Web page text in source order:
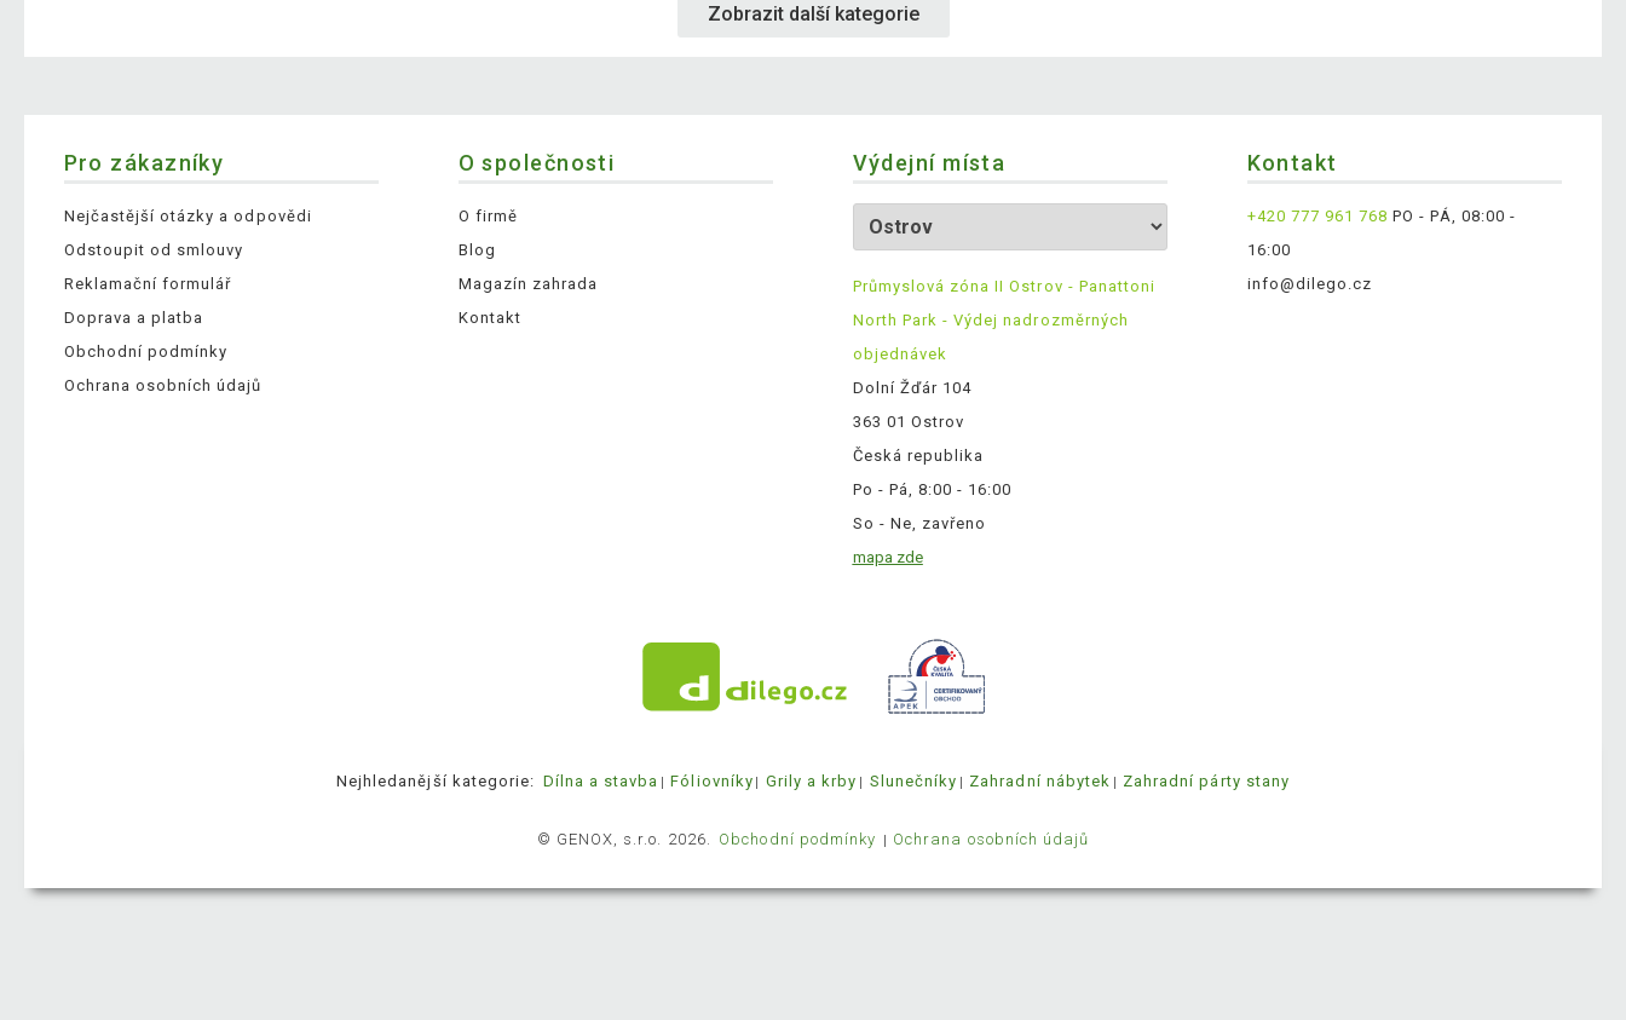
Zobrazit další kategorie
Pro zákazníky
Nejčastější otázky a odpovědi
Odstoupit od smlouvy
Reklamační formulář
Doprava a platba
Obchodní podmínky
Ochrana osobních údajů
O společnosti
O firmě
Blog
Magazín zahrada
Kontakt
Výdejní místa
Průmyslová zóna II Ostrov - Panattoni
North Park - Výdej nadrozměrných
objednávek
Dolní Žďár 104
363 01 Ostrov
Česká republika
Po - Pá, 8:00 - 16:00
So - Ne, zavřeno
mapa zde
Kontakt
+420 777 961 768 PO - PÁ, 08:00 -
16:00
info@dilego.cz
Nejhledanější kategorie: Dílna a stavba Fóliovníky Grily a krby Slunečníky Zahradní nábytek Zahradní párty stany
© GENOX, s.r.o. 2026. Obchodní podmínky Ochrana osobních údajů